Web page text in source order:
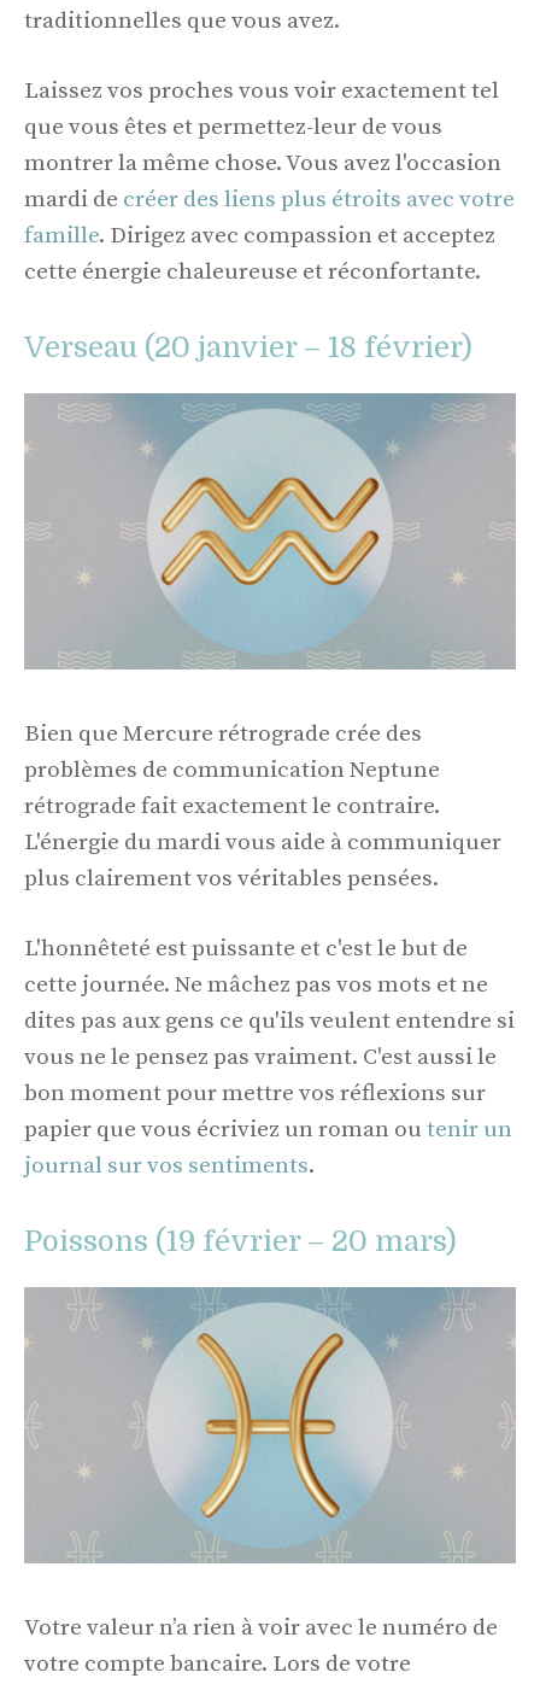
traditionnelles que vous avez.
Laissez vos proches vous voir exactement tel
que vous êtes et permettez-leur de vous
montrer la même chose. Vous avez l'occasion
mardi de créer des liens plus étroits avec votre
famille. Dirigez avec compassion et acceptez
cette énergie chaleureuse et réconfortante.
Verseau (20 janvier – 18 février)
Bien que Mercure rétrograde crée des
problèmes de communication Neptune
rétrograde fait exactement le contraire.
L'énergie du mardi vous aide à communiquer
plus clairement vos véritables pensées.
L'honnêteté est puissante et c'est le but de
cette journée. Ne mâchez pas vos mots et ne
dites pas aux gens ce qu'ils veulent entendre si
vous ne le pensez pas vraiment. C'est aussi le
bon moment pour mettre vos réflexions sur
papier que vous écriviez un roman ou tenir un
journal sur vos sentiments.
Poissons (19 février – 20 mars)
Votre valeur n’a rien à voir avec le numéro de
votre compte bancaire. Lors de votre